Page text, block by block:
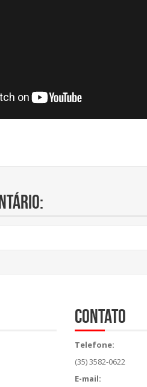
Contato
Telefone:
(35) 3582-0622
E-mail: